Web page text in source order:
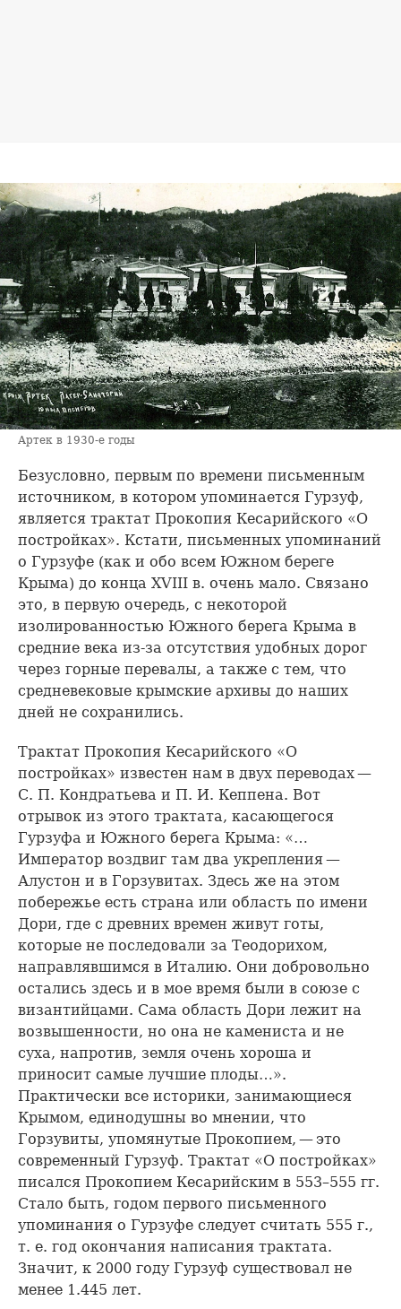
Артек в 1930-е годы
Безусловно, первым по времени письменным
источником, в котором упоминается Гурзуф,
является трактат Прокопия Кесарийского «О
постройках». Кстати, письменных упоминаний
о Гурзуфе (как и обо всем Южном береге
Крыма) до конца XVIII в. очень мало. Связано
это, в первую очередь, с некоторой
изолированностью Южного берега Крыма в
средние века из-за отсутствия удобных дорог
через горные перевалы, а также с тем, что
средневековые крымские архивы до наших
дней не сохранились.
Трактат Прокопия Кесарийского «О
постройках» известен нам в двух переводах —
С. П. Кондратьева и П. И. Кеппена. Вот
отрывок из этого трактата, касающегося
Гурзуфа и Южного берега Крыма: «…
Император воздвиг там два укрепления —
Алустон и в Горзувитах. Здесь же на этом
побережье есть страна или область по имени
Дори, где с древних времен живут готы,
которые не последовали за Теодорихом,
направлявшимся в Италию. Они добровольно
остались здесь и в мое время были в союзе с
византийцами. Сама область Дори лежит на
возвышенности, но она не камениста и не
суха, напротив, земля очень хороша и
приносит самые лучшие плоды…».
Практически все историки, занимающиеся
Крымом, единодушны во мнении, что
Горзувиты, упомянутые Прокопием, — это
современный Гурзуф. Трактат «О постройках»
писался Прокопием Кесарийским в 553–555 гг.
Стало быть, годом первого письменного
упоминания о Гурзуфе следует считать 555 г.,
т. е. год окончания написания трактата.
Значит, к 2000 году Гурзуф существовал не
менее 1.445 лет.